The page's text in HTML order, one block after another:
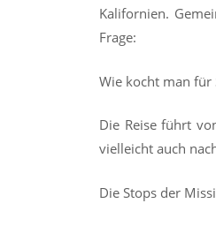
Kalifornien.
Frage:
Wie kocht man für
Die Reise führt
vielleicht auch
Die Stops der